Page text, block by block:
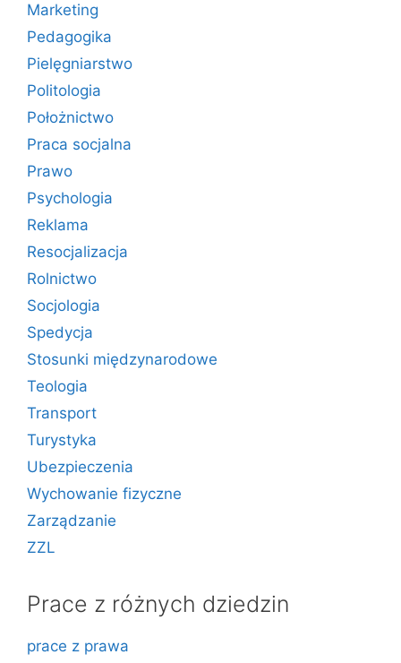
Marketing
Pedagogika
Pielęgniarstwo
Politologia
Położnictwo
Praca socjalna
Prawo
Psychologia
Reklama
Resocjalizacja
Rolnictwo
Socjologia
Spedycja
Stosunki międzynarodowe
Teologia
Transport
Turystyka
Ubezpieczenia
Wychowanie fizyczne
Zarządzanie
ZZL
Prace z różnych dziedzin
prace z prawa